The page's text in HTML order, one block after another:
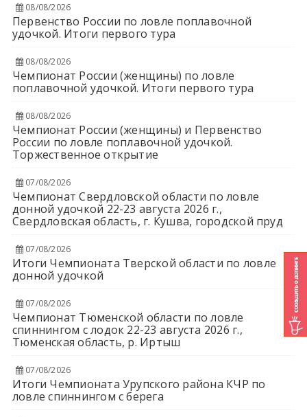
08/08/2026
Первенство России по ловле поплавочной
удочкой. Итоги первого тура
08/08/2026
Чемпионат России (женщины) по ловле
поплавочной удочкой. Итоги первого тура
08/08/2026
Чемпионат России (женщины) и Первенство
России по ловле поплавочной удочкой.
Торжественное открытие
07/08/2026
Чемпионат Свердловской области по ловле
донной удочкой 22-23 августа 2026 г.,
Свердловская область, г. Кушва, городской пруд
07/08/2026
Итоги Чемпионата Тверской области по ловле
донной удочкой
07/08/2026
Чемпионат Тюменской области по ловле
спиннингом с лодок 22-23 августа 2026 г.,
Тюменская область, р. Иртыш
07/08/2026
Итоги Чемпионата Урупского района КЧР по
ловле спиннингом с берега